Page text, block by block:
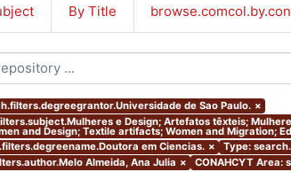
By Title
de Sao Paulo. ×
e Design; Artefatos têxteis;
and Design; Textile artifacts; Women and Migration;
em Ciencias. × Type:
Almeida, Ana Julia × CONAHCYT Area: